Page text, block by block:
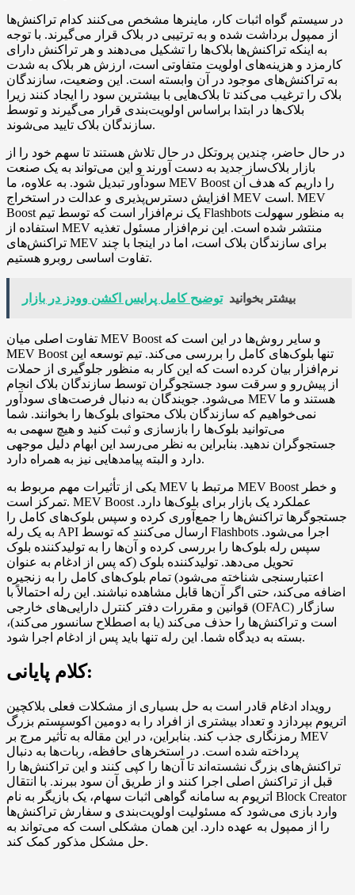
در سیستم گواه اثبات کار، ماینرها مشخص می‌کنند کدام تراکنش‌ها
از ممپول برداشت شده و به ترتیبی در بلاک قرار می‌گیرند. با توجه
به اینکه تراکنش‌ها بلاک‌ها را تشکیل می‌دهند و هر تراکنش دارای
کارمزد و هزینه‌های اولویت متفاوتی است، ارزش هر بلاک به شدت
به تراکنش‌های موجود در آن وابسته است. این وضعیت، سازندگان
بلاک را ترغیب می‌کند تا بلاک‌هایی با بیشترین سود را ایجاد کنند زیرا
بلاک‌ها در ابتدا براساس اولویت‌بندی قرار می‌گیرند و توسط
سازندگان بلاک تایید می‌شوند.
در حال حاضر، چندین پروتکل در حال تلاش هستند تا سهم خود را از
بازار بلاک‌ساز جدید به دست آورند و این می‌تواند به یک صنعت
سودآور تبدیل شود. به علاوه، ما MEV Boost را داریم که هدف آن
افزایش دسترس‌پذیری و عدالت در استخراج MEV است. MEV
Boost یک نرم‌افزار است که توسط تیم Flashbots به منظور سهولت
استفاده از MEV منتشر شده است. این نرم‌افزار مسئول تغذیه
تراکنش‌های MEV برای سازندگان بلاک است، اما در اینجا با چند
تفاوت اساسی روبرو هستیم.
بیشتر بخوانید توضیح کامل پرایس اکشن وودز در بازار
تفاوت اصلی میان MEV Boost و سایر روش‌ها در این است که
MEV Boost تنها بلوک‌های کامل را بررسی می‌کند. تیم توسعه این
نرم‌افزار بیان کرده است که این کار به منظور جلوگیری از حملات
از پیش‌رو و سرقت سود جستجوگران توسط سازندگان بلاک انجام
می‌شود. جویندگان به دنبال فرصت‌های سودآور MEV هستند و ما
نمی‌خواهیم که سازندگان بلاک محتوای بلوک‌ها را بخوانند. شما
می‌توانید بلوک‌ها را بازسازی و ثبت کنید و هیچ سهمی به
جستجوگران ندهید. بنابراین به نظر می‌رسد این ابهام دلیل موجهی
دارد و البته پیامدهایی نیز به همراه دارد.
یکی از تأثیرات مهم مربوط به MEV مرتبط با MEV Boost و خطر
تمرکز است. MEV Boost عملکرد یک بازار برای بلوک‌ها دارد.
جستجوگرها تراکنش‌ها را جمع‌آوری کرده و سپس بلوک‌های کامل را
به یک رله API ارسال می‌کنند که توسط Flashbots اجرا می‌شود.
سپس رله بلوک‌ها را بررسی کرده و آن‌ها را به تولیدکننده بلوک
تحویل می‌دهد. تولیدکننده بلوک (که پس از ادغام به عنوان
اعتبارسنجی شناخته می‌شود) تمام بلوک‌های کامل را به زنجیره
اضافه می‌کند، حتی اگر آن‌ها قابل مشاهده نباشند. این رله احتمالاً با
قوانین و مقررات دفتر کنترل دارایی‌های خارجی (OFAC) سازگار
است و تراکنش‌ها را حذف می‌کند (یا به اصطلاح سانسور می‌کند)،
بسته به دیدگاه شما. این رله تنها باید پس از ادغام اجرا شود.
کلام پایانی:
رویداد ادغام قادر است به حل بسیاری از مشکلات فعلی بلاکچین
اتریوم بپردازد و تعداد بیشتری از افراد را به دومین اکوسیستم بزرگ
رمزنگاری جذب کند. بنابراین، در این مقاله به تأثیر مرج بر MEV
پرداخته شده است. در استخرهای حافظه، ربات‌ها به دنبال
تراکنش‌های بزرگ نشسته‌اند تا آن‌ها را کپی کنند و این تراکنش‌ها را
قبل از تراکنش اصلی اجرا کنند و از طریق آن سود ببرند. با انتقال
اتریوم به سامانه گواهی اثبات سهام، یک بازیگر به نام Block Creator
وارد بازی می‌شود که مسئولیت اولویت‌بندی و سفارش تراکنش‌ها
را از ممپول به عهده دارد. این همان مشکلی است که می‌تواند به
حل مشکل مذکور کمک کند.